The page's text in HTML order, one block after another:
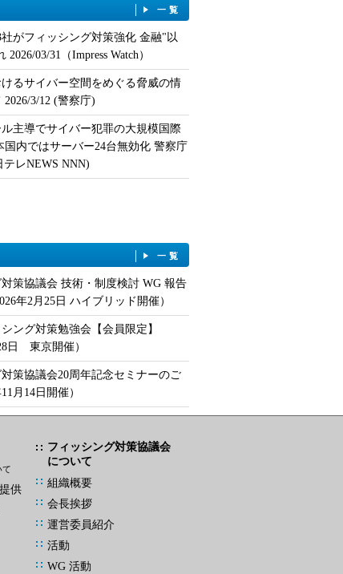
一覧
社がフィッシング対策強化 金融"以
03/31（Impress Watch）
るサイバー空間をめぐる脅威の情
3/12 (警察庁)
主導でサイバー犯罪の大規模国際
国内ではサーバー24台無効化 警察庁
テレNEWS NNN)
一覧
策協議会 技術・制度検討 WG 報告
年2月25日 ハイブリッド開催）
ング対策勉強会【会員限定】
日 東京開催）
策協議会20周年記念セミナーのご
月14日開催）
て
供
フィッシング対策協議会
について
組織概要
会長挨拶
運営委員紹介
活動
WG 活動